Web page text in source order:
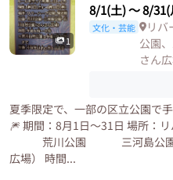
1
8/1(土)〜8/31(
文化・芸能
リ
公園
さん広
夏季限定で、一部の区立公園で
🎆 期間：8月1日〜31日 場所
荒川公園 三河島公園
広場） 時間...